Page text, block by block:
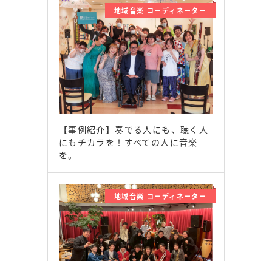
地域音楽 コーディネーター
【事例紹介】奏でる人にも、聴く人
にもチカラを！すべての人に音楽
を。
地域音楽 コーディネーター